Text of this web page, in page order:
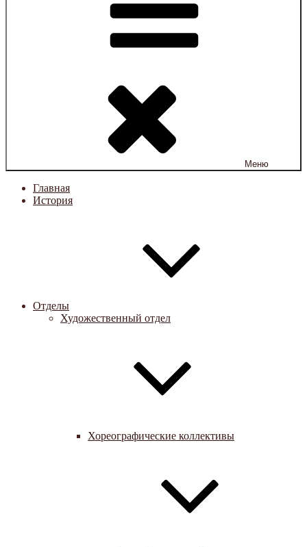
Меню
Главная
История
Отделы
Художественный отдел
Хореографические коллективы